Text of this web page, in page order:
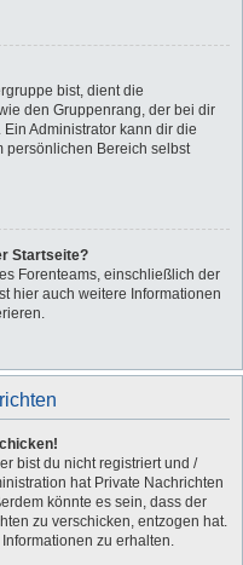
bist, dient die
den Gruppenrang, der bei dir
Administrator kann dir die
persönlichen Bereich selbst
Startseite?
Forenteams, einschließlich der
hier auch weitere Informationen
bist du nicht registriert und /
hat Private Nachrichten
könnte es sein, dass der
zu verschicken, entzogen hat.
zu erhalten.